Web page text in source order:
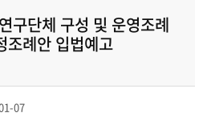
구단체 구성 및 운영조례
조례안 입법예고
07